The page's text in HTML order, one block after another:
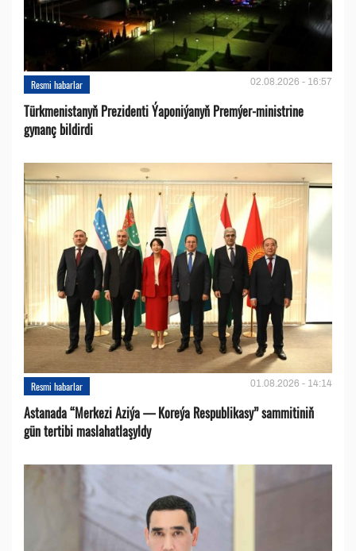
Resmi habarlar 02.08.2026 - 16:57
Türkmenistanyň Prezidenti Ýaponiýanyň Premýer-ministrine
gynanç bildirdi
Resmi habarlar 01.08.2026 - 14:14
Astanada “Merkezi Aziýa — Koreýa Respublikasy” sammitiniň
gün tertibi maslahatlaşyldy